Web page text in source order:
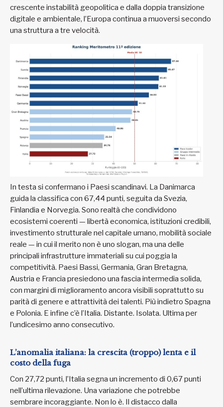
crescente instabilità geopolitica e dalla doppia transizione
digitale e ambientale, l’Europa continua a muoversi secondo
una struttura a tre velocità.
In testa si confermano i Paesi scandinavi. La Danimarca
guida la classifica con 67,44 punti, seguita da Svezia,
Finlandia e Norvegia. Sono realtà che condividono
ecosistemi coerenti — libertà economica, istituzioni credibili,
investimento strutturale nel capitale umano, mobilità sociale
reale — in cui il merito non è uno slogan, ma una delle
principali infrastrutture immateriali su cui poggia la
competitività. Paesi Bassi, Germania, Gran Bretagna,
Austria e Francia presiedono una fascia intermedia solida,
con margini di miglioramento ancora visibili soprattutto su
parità di genere e attrattività dei talenti. Più indietro Spagna
e Polonia. E infine c’è l’Italia. Distante. Isolata. Ultima per
l’undicesimo anno consecutivo.
L’anomalia italiana: la crescita (troppo) lenta e il
costo della fuga
Con 27,72 punti, l’Italia segna un incremento di 0,67 punti
nell’ultima rilevazione. Una variazione che potrebbe
sembrare incoraggiante. Non lo è. Il distacco dalla